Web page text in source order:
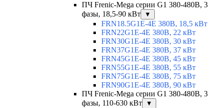
ПЧ Frenic-Mega серии G1 380-480В, 3
фазы, 18,5-90 кВт
▼
FRN18.5G1E-4E 380В, 18,5 кВт
FRN22G1E-4E 380В, 22 кВт
FRN30G1E-4E 380В, 30 кВт
FRN37G1E-4E 380В, 37 кВт
FRN45G1E-4E 380В, 45 кВт
FRN55G1E-4E 380В, 55 кВт
FRN75G1E-4E 380В, 75 кВт
FRN90G1E-4E 380В, 90 кВт
ПЧ Frenic-Mega серии G1 380-480В, 3
фазы, 110-630 кВт
▼